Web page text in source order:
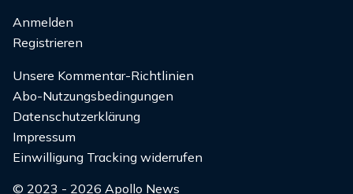
Anmelden
Registrieren
Unsere Kommentar-Richtlinien
Abo-Nutzungsbedingungen
Datenschutzerklärung
Impressum
Einwilligung Tracking widerrufen
© 2023 - 2026 Apollo News